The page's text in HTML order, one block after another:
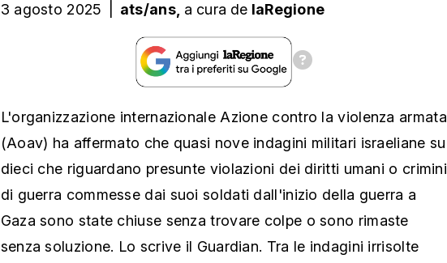
3 agosto 2025 ats/ans, a cura de laRegione
L'organizzazione internazionale Azione contro la violenza armata
(Aoav) ha affermato che quasi nove indagini militari israeliane su
dieci che riguardano presunte violazioni dei diritti umani o crimini
di guerra commesse dai suoi soldati dall'inizio della guerra a
Gaza sono state chiuse senza trovare colpe o sono rimaste
senza soluzione. Lo scrive il Guardian. Tra le indagini irrisolte